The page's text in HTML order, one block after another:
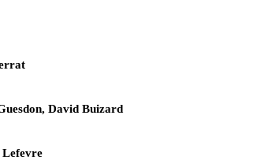
David Buizard
Lefevre